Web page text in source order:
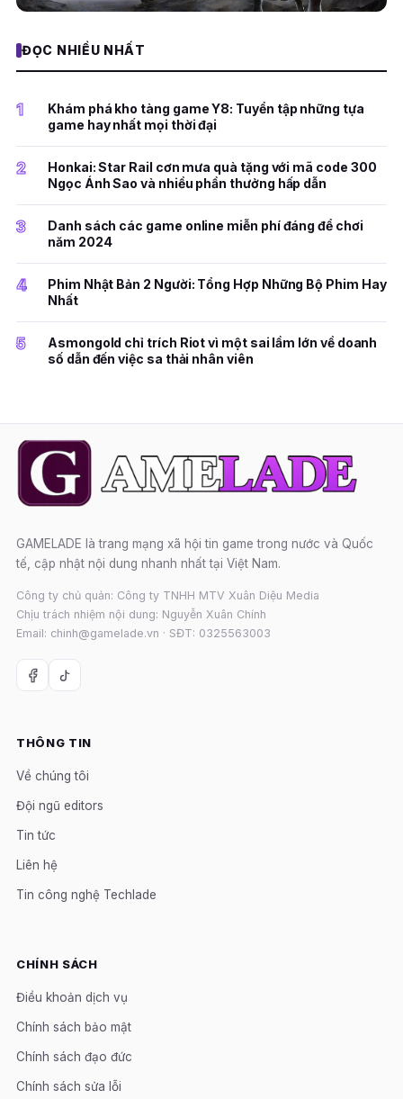
ĐỌC NHIỀU NHẤT
1
Khám phá kho tàng game Y8: Tuyển tập những tựa
game hay nhất mọi thời đại
2
Honkai: Star Rail cơn mưa quà tặng với mã code 300
Ngọc Ánh Sao và nhiều phần thưởng hấp dẫn
3
Danh sách các game online miễn phí đáng để chơi
năm 2024
4
Phim Nhật Bản 2 Người: Tổng Hợp Những Bộ Phim Hay
Nhất
5
Asmongold chỉ trích Riot vì một sai lầm lớn về doanh
số dẫn đến việc sa thải nhân viên
GAMELADE là trang mạng xã hội tin game trong nước và Quốc
tế, cập nhật nội dung nhanh nhất tại Việt Nam.
Công ty chủ quản: Công ty TNHH MTV Xuân Diệu Media
Chịu trách nhiệm nội dung: Nguyễn Xuân Chính
Email: chinh@gamelade.vn · SĐT: 0325563003
THÔNG TIN
Về chúng tôi
Đội ngũ editors
Tin tức
Liên hệ
Tin công nghệ Techlade
CHÍNH SÁCH
Điều khoản dịch vụ
Chính sách bảo mật
Chính sách đạo đức
Chính sách sửa lỗi